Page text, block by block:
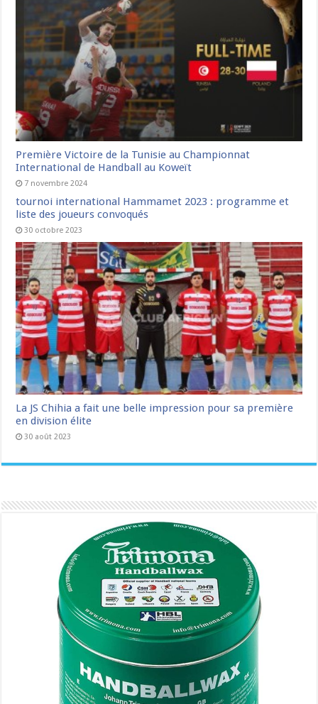
Première Victoire de la Tunisie au Championnat
International de Handball au Koweït
7 novembre 2024
tournoi international Hammamet 2023 : programme et
liste des joueurs convoqués
30 octobre 2023
La JS Chihia a fait une belle impression pour sa première
en division élite
30 août 2023